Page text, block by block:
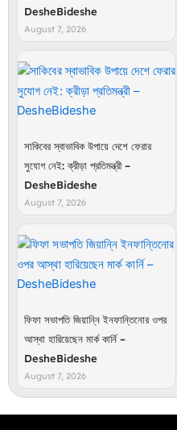
DesheBideshe
August 7, 2026
সাকিবের স্বাভাবিক উপায়ে দেশে ফেরার
সুযোগ নেই: ক্রীড়া প্রতিমন্ত্রী –
DesheBideshe
August 7, 2026
ফিফা সভাপতি জিয়ান্নি ইনফান্তিনোর ওপর
আস্থা হারিয়েছেন মার্ক কার্নি –
DesheBideshe
August 7, 2026